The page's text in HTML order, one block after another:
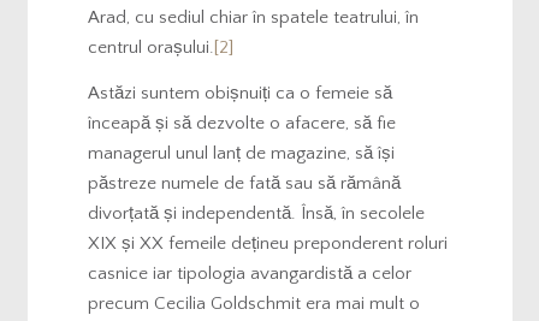
Arad, cu sediul chiar în spatele teatrului, în
centrul orașului.[2]
Astăzi suntem obișnuiți ca o femeie să
înceapă și să dezvolte o afacere, să fie
managerul unul lanț de magazine, să își
păstreze numele de fată sau să rămână
divorțată și independentă. Însă, în secolele
XIX și XX femeile dețineu preponderent roluri
casnice iar tipologia avangardistă a celor
precum Cecilia Goldschmit era mai mult o